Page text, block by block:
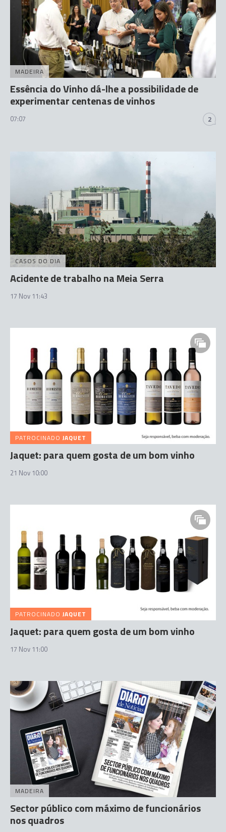
MADEIRA
Essência do Vinho dá-lhe a possibilidade de
experimentar centenas de vinhos
07:07 2
CASOS DO DIA
Acidente de trabalho na Meia Serra
17 Nov 11:43
PATROCINADO JAQUET
Jaquet: para quem gosta de um bom vinho
21 Nov 10:00
PATROCINADO JAQUET
Jaquet: para quem gosta de um bom vinho
17 Nov 11:00
MADEIRA
Sector público com máximo de funcionários
nos quadros